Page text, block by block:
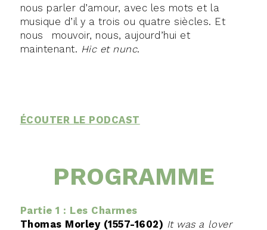
nous parler d’amour, avec les mots et la
musique d’il y a trois ou quatre siècles. Et
nous mouvoir, nous, aujourd’hui et
maintenant. Hic et nunc.
ÉCOUTER LE PODCAST
PROGRAMME
Partie 1 : Les Charmes
Thomas Morley (1557-1602) It was a lover